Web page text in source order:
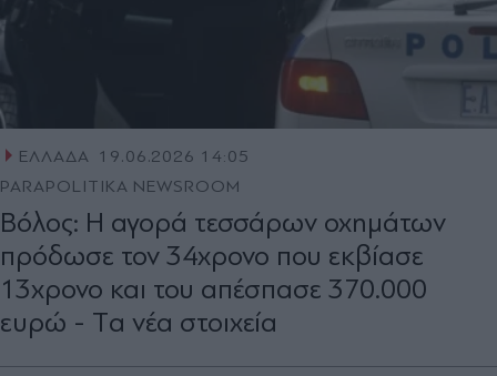
ΕΛΛΑΔΑ
19.06.2026 14:05
PARAPOLITIKA NEWSROOM
Βόλος: Η αγορά τεσσάρων οχημάτων
πρόδωσε τον 34χρονο που εκβίασε
13χρονο και του απέσπασε 370.000
ευρώ - Tα νέα στοιχεία